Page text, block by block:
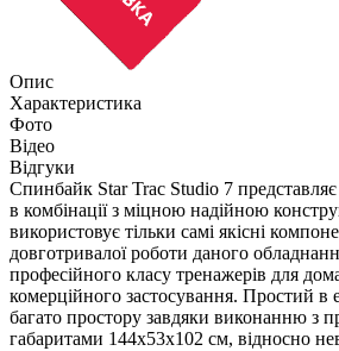
Опис
Характеристика
Фото
Відео
Відгуки
Спинбайк Star Trac Studio 7
в комбінації з міцною надійною
використовує тільки самі якісні
довготривалої роботи даного
професійного класу тренажерів для
комерційного застосування. Простий в
багато простору завдяки виконанню з
габаритами 144х53х102 см, відносно